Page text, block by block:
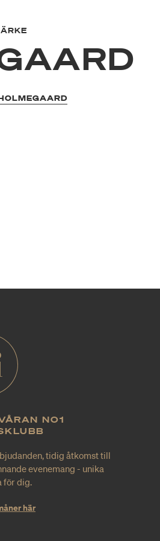
NO1
tidig åtkomst till
evenemang - unika
för dig.
här